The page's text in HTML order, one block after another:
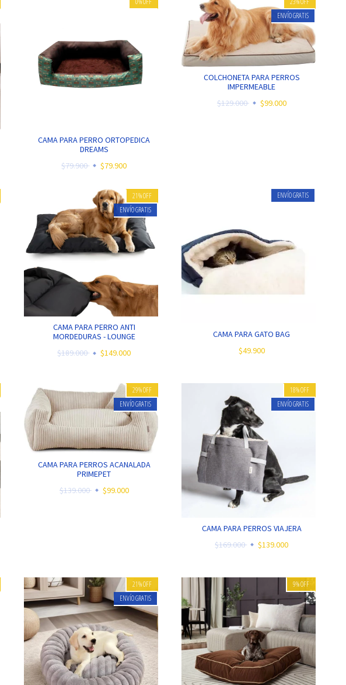
CAMA PARA PERRO ORTOPEDICA
DREAMS
$79.900
$79.900
ENVÍO GRATIS
COLCHONETA PARA PERROS
IMPERMEABLE
$129.000
$99.000
21%OFF
ENVÍO GRATIS
CAMA PARA PERRO ANTI
MORDEDURAS - LOUNGE
$189.000
$149.000
ENVÍO GRATIS
CAMA PARA GATO BAG
$49.900
29%OFF
ENVÍO GRATIS
CAMA PARA PERROS ACANALADA
PRIMEPET
$139.000
$99.000
18%OFF
ENVÍO GRATIS
CAMA PARA PERROS VIAJERA
$169.000
$139.000
21%OFF
ENVÍO GRATIS
9%OFF